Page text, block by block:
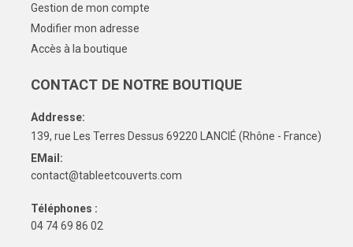
Gestion de mon compte
Modifier mon adresse
Accès à la boutique
CONTACT DE NOTRE BOUTIQUE
Addresse:
139, rue Les Terres Dessus 69220 LANCIÉ (Rhône - France)
EMail:
contact@tableetcouverts.com
Téléphones :
04 74 69 86 02